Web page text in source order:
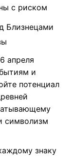
с риском
Близнецами
апреля
и
потенциал
символизм
знаку